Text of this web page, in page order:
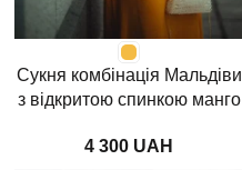
Сукня комбінація Мальдіви
з відкритою спинкою манго
UAH